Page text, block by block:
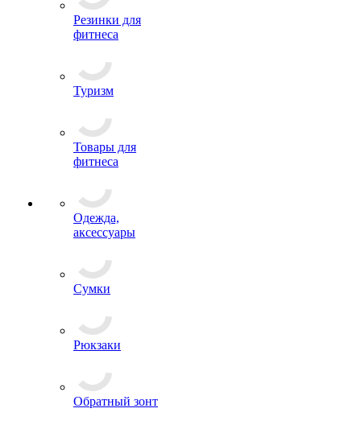
Резинки для
фитнеса
Туризм
Товары для
фитнеса
Одежда,
аксессуары
Сумки
Рюкзаки
Обратный зонт